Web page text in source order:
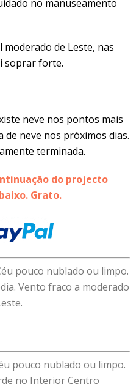
no manuseamento
de Leste, nas
soprar forte.
neve nos pontos mais
de neve nos próximos dias.
terminada.
do projecto
Grato.
pouco nublado ou limpo.
Vento fraco a moderado
pouco nublado ou limpo.
no Interior Centro